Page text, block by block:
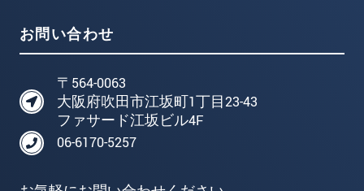
お問い合わせ
〒564-0063
大阪府吹田市江坂町1丁目23-43
ファサード江坂ビル4F
06-6170-5257